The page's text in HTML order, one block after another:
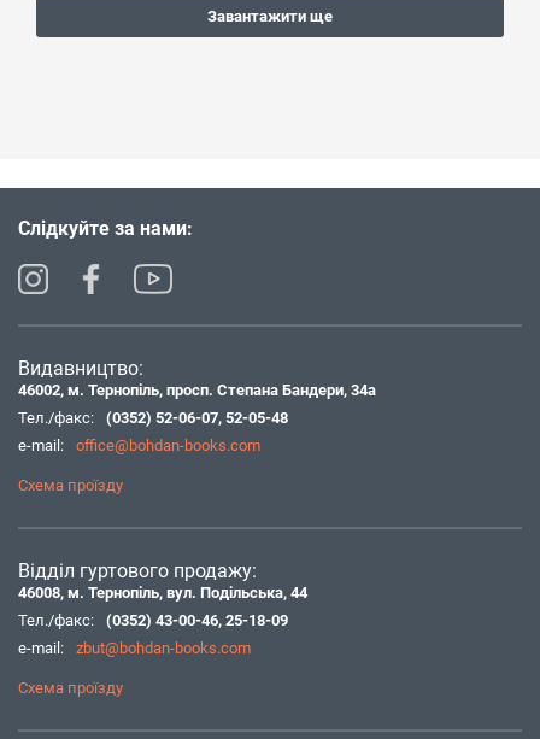
Завантажити ще
Слідкуйте за нами:
Видавництво:
46002, м. Тернопіль, просп. Степана Бандери, 34а
Тел./факс:
(0352) 52-06-07, 52-05-48
e-mail:
office@bohdan-books.com
Схема проїзду
Відділ гуртового продажу:
46008, м. Тернопіль, вул. Подільська, 44
Тел./факс:
(0352) 43-00-46, 25-18-09
e-mail:
zbut@bohdan-books.com
Схема проїзду